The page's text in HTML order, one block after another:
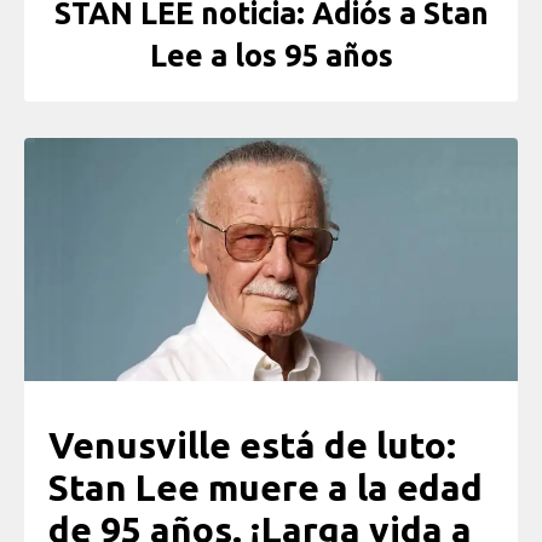
STAN LEE noticia: Adiós a Stan
Lee a los 95 años
Venusville está de luto:
Stan Lee muere a la edad
de 95 años. ¡Larga vida a